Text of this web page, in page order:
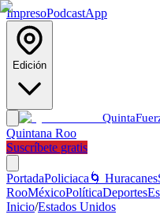
ImpresoPodcastApp
Edición
Quinta
Quintana Roo
Suscríbete gratis
PortadaPoliciaca 🌀 Huracanes
RooMéxicoPolíticaDeportes
Inicio/Estados Unidos